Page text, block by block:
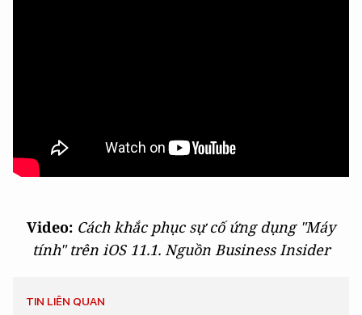
Video: Cách khắc phục sự cố ứng dụng "Máy
tính" trên iOS 11.1. Nguồn Business Insider
TIN LIÊN QUAN